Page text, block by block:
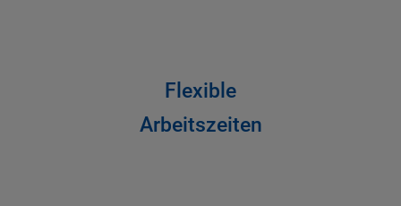
Flexible
Arbeitszeiten